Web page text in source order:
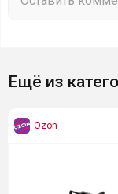
Ещё из
Ozon